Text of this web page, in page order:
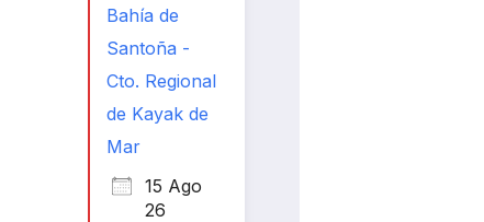
Bahía de
Santoña -
Cto. Regional
de Kayak de
Mar
15 Ago
26